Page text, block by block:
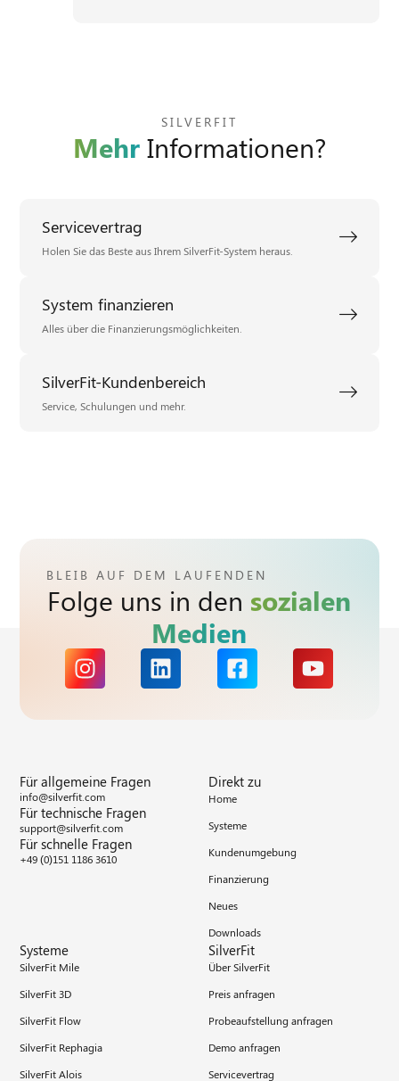
SILVERFIT
Mehr Informationen?
Servicevertrag
Holen Sie das Beste aus Ihrem SilverFit-System heraus.
System finanzieren
Alles über die Finanzierungsmöglichkeiten.
SilverFit-Kundenbereich
Service, Schulungen und mehr.
BLEIB AUF DEM LAUFENDEN
Folge uns in den sozialen
Medien
Für allgemeine Fragen
info@silverfit.com
Für technische Fragen
support@silverfit.com
Für schnelle Fragen
+49 (0)151 1186 3610
Direkt zu
Home
Systeme
Kundenumgebung
Finanzierung
Neues
Downloads
Systeme
SilverFit Mile
SilverFit 3D
SilverFit Flow
SilverFit Rephagia
SilverFit Alois
SilverFit
Über SilverFit
Preis anfragen
Probeaufstellung anfragen
Demo anfragen
Servicevertrag